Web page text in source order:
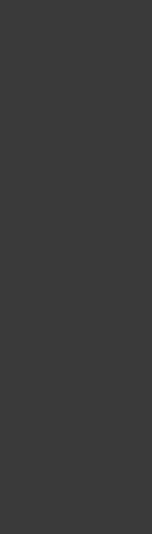
حزب
جانب
على
لدى